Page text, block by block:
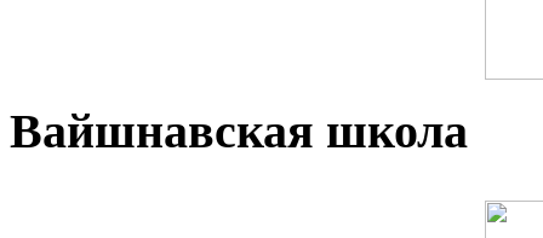
Вайшнавская школа